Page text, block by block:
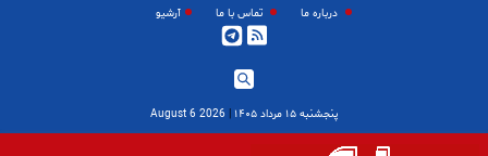
درباره ما تماس با ما آرشیو
پنجشنبه ۱۵ مرداد ۱۴۰۵ |
2026 August 6